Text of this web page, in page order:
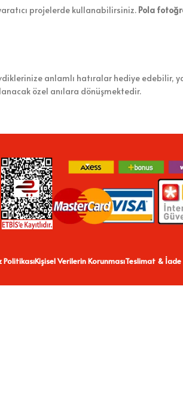
projelerde kullanabilirsiniz. Pola
anlamlı hatıralar hediye edebilir,
özel anılara dönüşmektedir.
PolitikasıKişisel Verilerin KorunmasıTeslimat & İade